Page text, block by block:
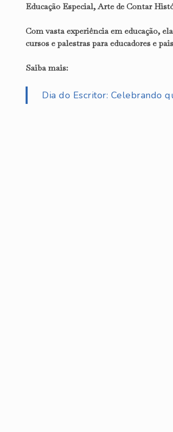
Educação Especial, Arte de Contar
Com vasta experiência em educação,
cursos e palestras para educadores e
Saiba mais:
Dia do Escritor: Celebrando